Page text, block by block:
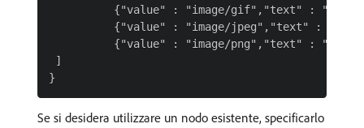
{"value" : "image/gif","text" :
{"value" : "image/jpeg","text" :
          {"value" : "image/png","text" : "PNG"}
]
Se si desidera utilizzare un nodo esistente, specificarlo